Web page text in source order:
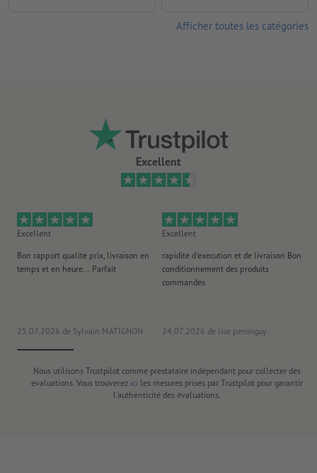
Excellent
Excellent
Bon rapport qualité prix, livraison en
temps et en heure... Parfait
25.07.2026 de Sylvain MATIGNON
Excellent
rapidité d'execution et de livraison Bon
conditionnement des produits
commandés
24.07.2026 de lise peninguy
Nous utilisons Trustpilot comme prestataire indépendant pour collecter des
évaluations. Vous trouverez ici les mesures prises par Trustpilot pour garantir
l'authenticité des évaluations.
Afficher toutes les catégories